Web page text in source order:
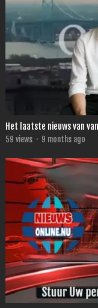
Het laatste nieuws van
59 views · 9 months ago